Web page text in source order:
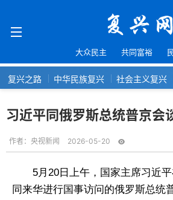
大众民主 共同富裕
复兴之路 中华民族复兴 社会主义复兴
习近平同俄罗斯总统普京会
作者： 央视新闻 2026-05-20
5月20日上午，国家主席习近
同来华进行国事访问的俄罗斯总统